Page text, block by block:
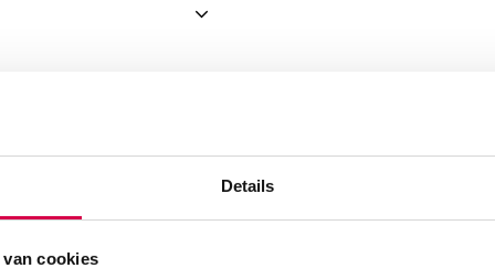
Details
cookies
F.O.
Ø 3.0mm (50)” te